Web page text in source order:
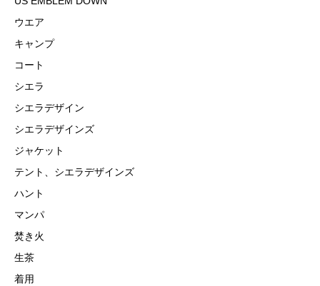
ウエア
キャンプ
コート
シエラ
シエラデザイン
シエラデザインズ
ジャケット
テント、シエラデザインズ
ハント
マンパ
焚き火
生茶
着用